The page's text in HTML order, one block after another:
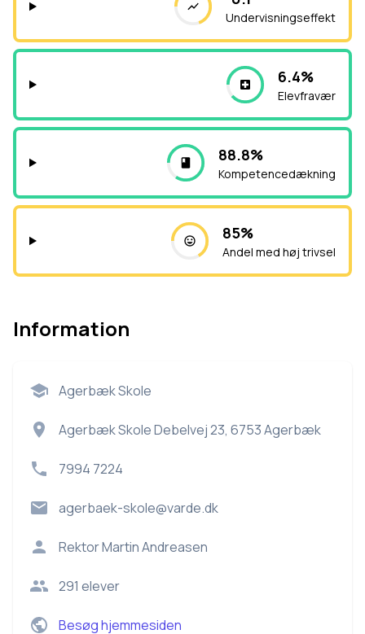
Undervisningseffekt
6.4%
Elevfravær
88.8%
Kompetencedækning
85%
Andel med høj trivsel
Information
Agerbæk Skole
Agerbæk Skole Debelvej 23, 6753 Agerbæk
7994 7224
agerbaek-skole@varde.dk
RektorMartin Andreasen
291 elever
Besøg hjemmesiden